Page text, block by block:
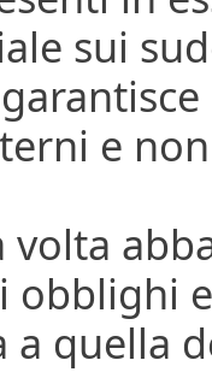
sui
e
volta
obblighi
a quella